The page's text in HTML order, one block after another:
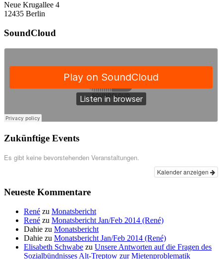
Neue Krugallee 4
12435 Berlin
SoundCloud
Zukünftige Events
Es gibt keine bevorstehenden Veranstaltungen.
Kalender anzeigen
Neueste Kommentare
René zu Monatsbericht
René zu Monatsbericht Jan/Feb 2014 (René)
Dahie zu Monatsbericht
Dahie zu Monatsbericht Jan/Feb 2014 (René)
Elisabeth Schwabe zu Unsere Antworten auf die Fragen des
Sozialbündnisses Alt-Treptow zur Mietenproblematik